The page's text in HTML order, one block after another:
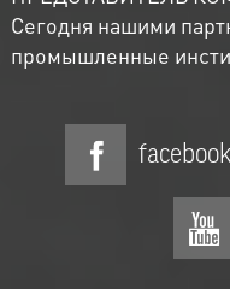
Сегодня нашими
промышленные
facebook